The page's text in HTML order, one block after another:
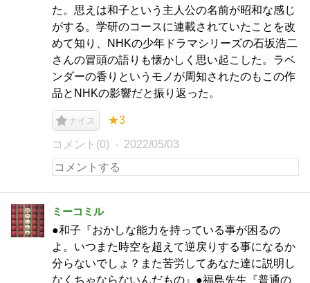
た。思えは和子という主人公の名前が昭和な感じ
がする。学研のコースに連載されていたことを改
めて知り、NHKの少年ドラマシリーズの石坂浩二
さんの冒頭の語りも懐かしく思い起こした。ラベ
ンダーの香りというモノが周知されたのもこの作
品とNHKの影響だと振り返った。
ナイス ★3
コメント(0) 2022/05/03
ミーコミル
●和子『おかしな能力を持っている事が困るの
よ。いつまた時空を超えて逆戻りする事になるか
分らないでしょ？また苦労してあなた達に説明し
なくちゃならないんだもの』●福島先生『普通の